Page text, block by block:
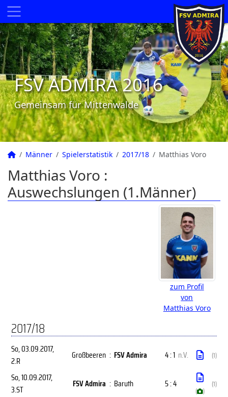
FSV ADMIRA 2016
Gemeinsam für Mittenwalde
Männer Spielerstatistik 2017/18 Matthias Voro
Matthias Voro :
Auswechslungen (1.Männer)
zum Profil
von
Matthias Voro
2017/18
So, 03.09.2017,
2.R
Großbeeren : FSV Admira 4 : 1 n.V. (1)
So, 10.09.2017,
3.ST
FSV Admira : Baruth 5 : 4
( )
(1)